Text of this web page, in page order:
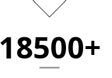
18500+